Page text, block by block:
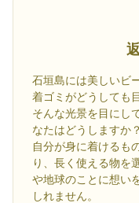
石垣島には美しいビ
着ゴミがどうしても
そんな光景を目にし
なたはどうしますか？
自分が身に着けるも
り、長く使える物を
や地球のことに想い
しれません。